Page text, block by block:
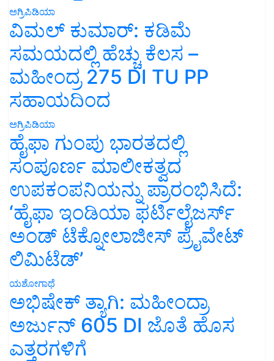
ಅಗ್ರಿಪಿಡಿಯಾ
ವಿಮಲ್ ಕುಮಾರ್: ಕಡಿಮೆ
ಸಮಯದಲ್ಲಿ ಹೆಚ್ಚು ಕೆಲಸ –
ಮಹೀಂದ್ರ 275 DI TU PP
ಸಹಾಯದಿಂದ
ಅಗ್ರಿಪಿಡಿಯಾ
ಹೈಫಾ ಗುಂಪು ಭಾರತದಲ್ಲಿ
ಸಂಪೂರ್ಣ ಮಾಲೀಕತ್ವದ
ಉಪಕಂಪನಿಯನ್ನು ಪ್ರಾರಂಭಿಸಿದೆ:
‘ಹೈಫಾ ಇಂಡಿಯಾ ಫರ್ಟಿಲೈಜರ್ಸ್
ಅಂಡ್ ಟೆಕ್ನೋಲಾಜೀಸ್ ಪ್ರೈವೇಟ್
ಲಿಮಿಟೆಡ್’
ಯಶೋಗಾಥೆ
ಅಭಿಷೇಕ್ ತ್ಯಾಗಿ: ಮಹೀಂದ್ರಾ
ಅರ್ಜುನ್ 605 DI ಜೊತೆ ಹೊಸ
ಎತ್ತರಗಳಿಗೆ